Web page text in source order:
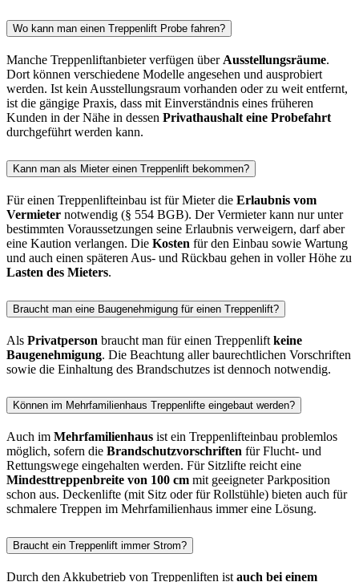
Wo kann man einen Treppenlift Probe fahren?
Manche Treppenliftanbieter verfügen über Ausstellungsräume.
Dort können verschiedene Modelle angesehen und ausprobiert
werden. Ist kein Ausstellungsraum vorhanden oder zu weit entfernt,
ist die gängige Praxis, dass mit Einverständnis eines früheren
Kunden in der Nähe in dessen Privathaushalt eine Probefahrt
durchgeführt werden kann.
Kann man als Mieter einen Treppenlift bekommen?
Für einen Treppenlifteinbau ist für Mieter die Erlaubnis vom
Vermieter notwendig (§ 554 BGB). Der Vermieter kann nur unter
bestimmten Voraussetzungen seine Erlaubnis verweigern, darf aber
eine Kaution verlangen. Die Kosten für den Einbau sowie Wartung
und auch einen späteren Aus- und Rückbau gehen in voller Höhe zu
Lasten des Mieters.
Braucht man eine Baugenehmigung für einen Treppenlift?
Als Privatperson braucht man für einen Treppenlift keine
Baugenehmigung. Die Beachtung aller baurechtlichen Vorschriften
sowie die Einhaltung des Brandschutzes ist dennoch notwendig.
Können im Mehrfamilienhaus Treppenlifte eingebaut werden?
Auch im Mehrfamilienhaus ist ein Treppenlifteinbau problemlos
möglich, sofern die Brandschutzvorschriften für Flucht- und
Rettungswege eingehalten werden. Für Sitzlifte reicht eine
Mindesttreppenbreite von 100 cm mit geeigneter Parkposition
schon aus. Deckenlifte (mit Sitz oder für Rollstühle) bieten auch für
schmalere Treppen im Mehrfamilienhaus immer eine Lösung.
Braucht ein Treppenlift immer Strom?
Durch den Akkubetrieb von Treppenliften ist auch bei einem